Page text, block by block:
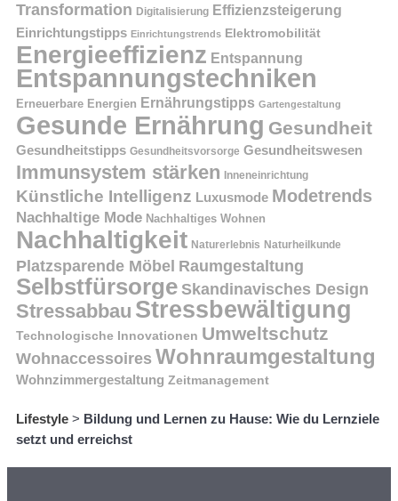
Transformation Digitalisierung Effizienzsteigerung
Einrichtungstipps Einrichtungstrends Elektromobilität
Energieeffizienz Entspannung
Entspannungstechniken
Erneuerbare Energien Ernährungstipps Gartengestaltung
Gesunde Ernährung Gesundheit
Gesundheitstipps Gesundheitsvorsorge Gesundheitswesen
Immunsystem stärken Inneneinrichtung
Künstliche Intelligenz Luxusmode Modetrends
Nachhaltige Mode Nachhaltiges Wohnen
Nachhaltigkeit Naturerlebnis Naturheilkunde
Platzsparende Möbel Raumgestaltung
Selbstfürsorge Skandinavisches Design
Stressabbau Stressbewältigung
Technologische Innovationen Umweltschutz
Wohnaccessoires Wohnraumgestaltung
Wohnzimmergestaltung Zeitmanagement
Lifestyle > Bildung und Lernen zu Hause: Wie du Lernziele
setzt und erreichst